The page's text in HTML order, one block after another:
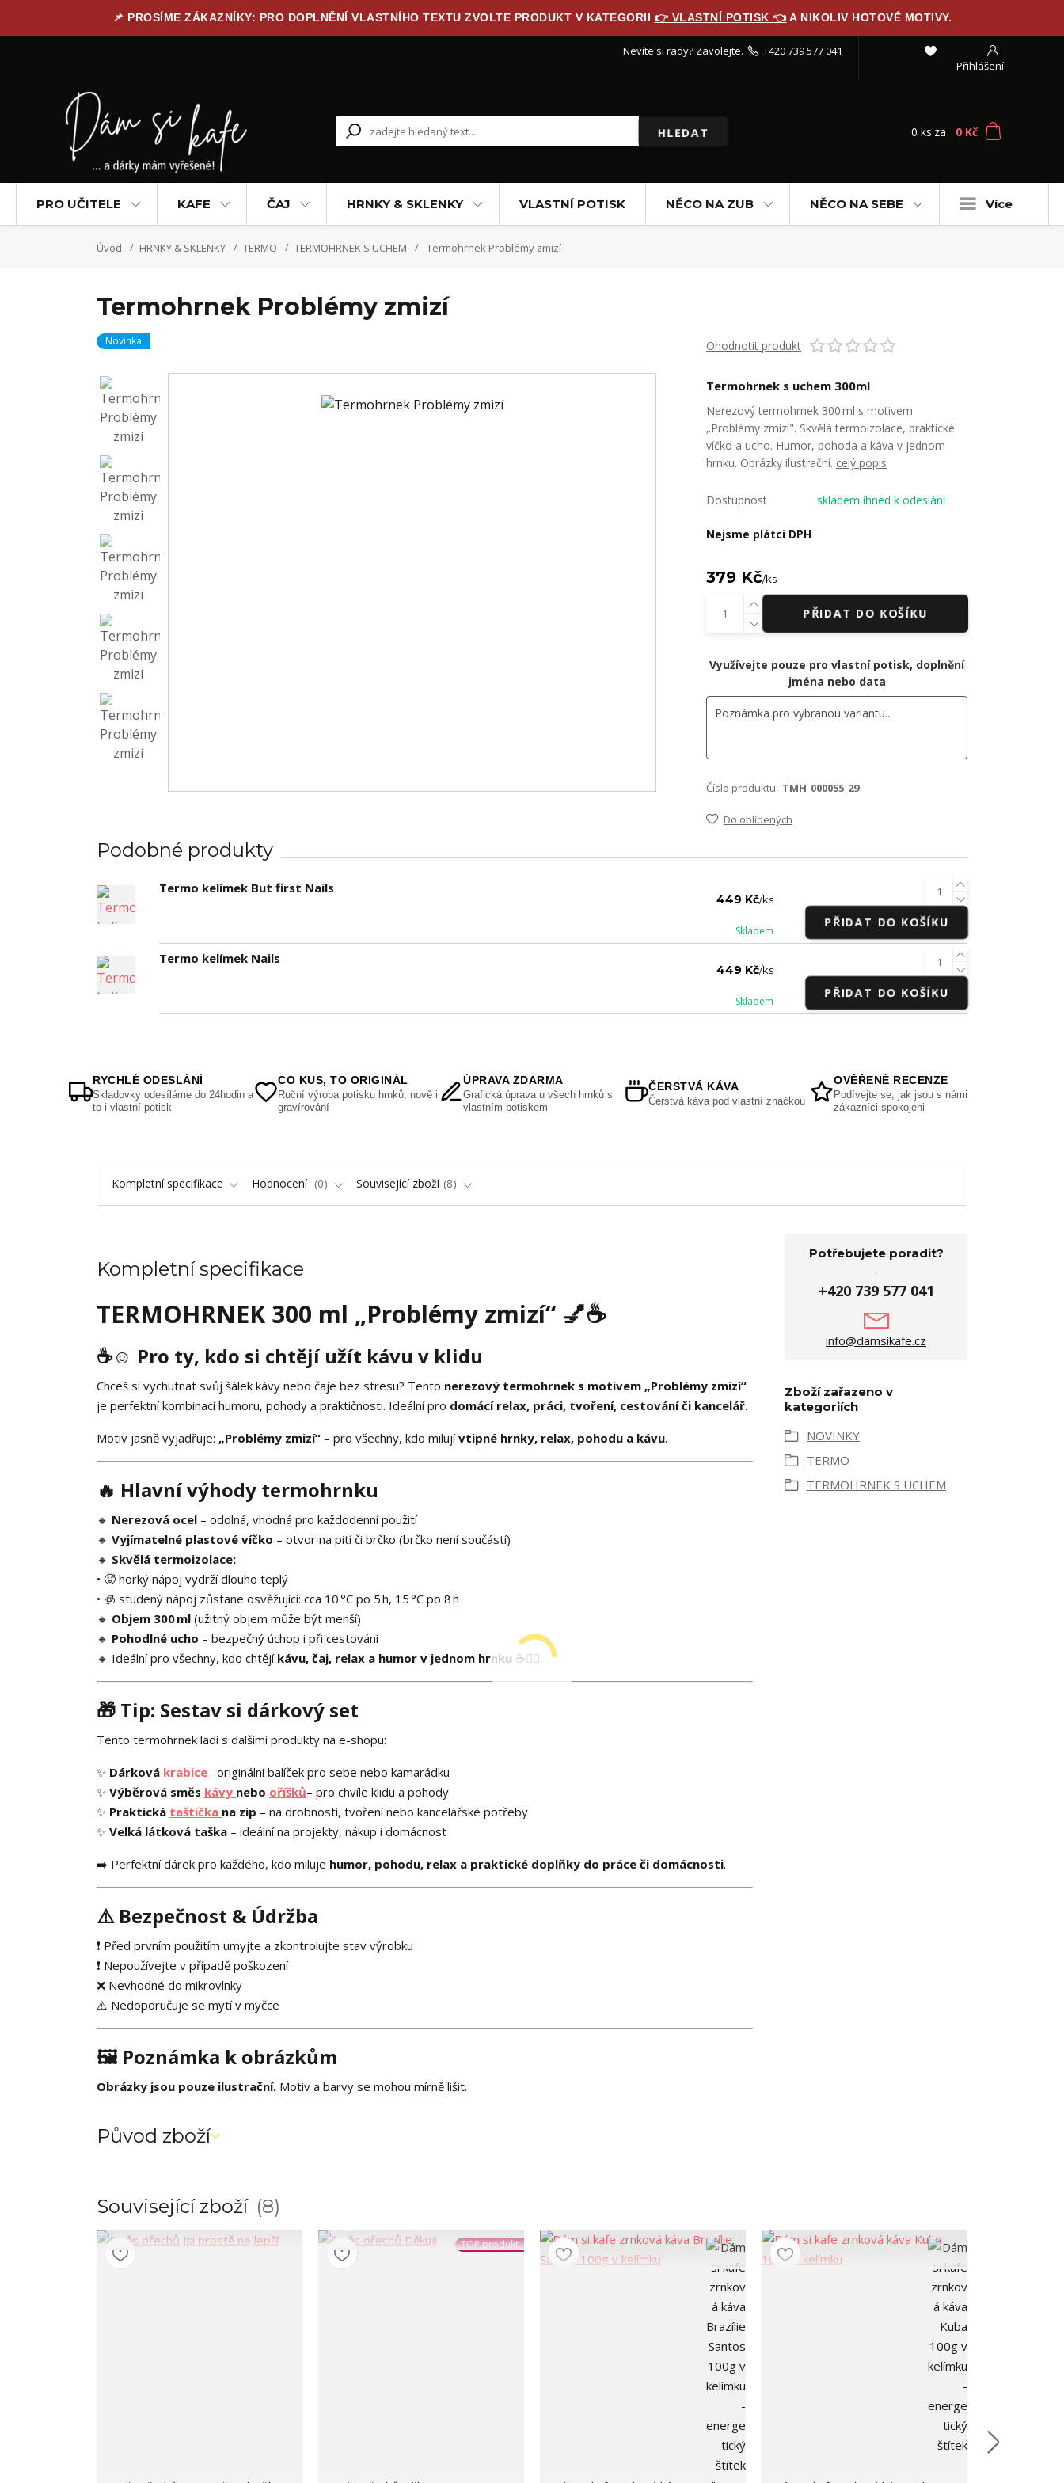
📌 PROSÍME ZÁKAZNÍKY: PRO DOPLNĚNÍ VLASTNÍHO TEXTU ZVOLTE PRODUKT V KATEGORII 👉 VLASTNÍ POTISK 👈 A NIKOLIV HOTOVÉ MOTIVY.
Přihlášení
HLEDAT
Nevíte si rady? Zavolejte. +420 739 577 041
0 ks za 0 Kč
PRO UČITELE KAFE ČAJ HRNKY & SKLENKY VLASTNÍ POTISK NĚCO NA ZUB NĚCO NA SEBE Více
Úvod HRNKY & SKLENKY TERMO TERMOHRNEK S UCHEM Termohrnek Problémy zmizí
Termohrnek Problémy zmizí
Novinka Ohodnotit produkt
Termohrnek s uchem 300ml
Nerezový termohrnek 300 ml s motivem
„Problémy zmizí". Skvělá termoizolace, praktické
víčko a ucho. Humor, pohoda a káva v jednom
hrnku. Obrázky ilustrační. celý popis
Dostupnost skladem ihned k odeslání
Nejsme plátci DPH
379 Kč/ks
PŘIDAT DO KOŠÍKU
Využívejte pouze pro vlastní potisk, doplnění
jména nebo data
Číslo produktu: TMH_000055_29
Do oblíbených
Podobné produkty
Termo kelímek But first Nails
449 Kč/ks
Skladem
PŘIDAT DO KOŠÍKU
Termo kelímek Nails
449 Kč/ks
Skladem
PŘIDAT DO KOŠÍKU
RYCHLÉ ODESLÁNÍ
Skladovky odesíláme do 24hodin a
to i vlastní potisk
CO KUS, TO ORIGINÁL
Ruční výroba potisku hrnků, nově i
gravírování
ÚPRAVA ZDARMA
Grafická úprava u všech hrnků s
vlastním potiskem
ČERSTVÁ KÁVA
Čerstvá káva pod vlastní značkou
OVĚŘENÉ RECENZE
Podívejte se, jak jsou s námi
zákazníci spokojeni
Kompletní specifikace Hodnocení 0 Související zboží 8
Kompletní specifikace
TERMOHRNEK 300 ml „Problémy zmizí“ 💅☕
☕☺️ Pro ty, kdo si chtějí užít kávu v klidu
Chceš si vychutnat svůj šálek kávy nebo čaje bez stresu? Tento nerezový termohrnek s motivem „Problémy zmizí“
je perfektní kombinací humoru, pohody a praktičnosti. Ideální pro domácí relax, práci, tvoření, cestování či kancelář.
Motiv jasně vyjadřuje: „Problémy zmizí“ – pro všechny, kdo milujívtipné hrnky, relax, pohodu a kávu.
🔥 Hlavní výhody termohrnku
🔸 Nerezová ocel – odolná, vhodná pro každodenní použití
🔸 Vyjímatelné plastové víčko – otvor na pití či brčko (brčko není součástí)
🔸 Skvělá termoizolace:
• 🥵 horký nápoj vydrží dlouho teplý
• 🧊 studený nápoj zůstane osvěžující: cca 10 °C po 5 h, 15 °C po 8 h
🔸 Objem 300 ml (užitný objem může být menší)
🔸 Pohodlné ucho – bezpečný úchop i při cestování
🔸 Ideální pro všechny, kdo chtějí kávu, čaj, relax a humor v jednom hrnku ☕🧘‍♀️
🎁 Tip: Sestav si dárkový set
Tento termohrnek ladí s dalšími produkty na e-shopu:
✨ Dárková krabice– originální balíček pro sebe nebo kamarádku
✨ Výběrová směs kávy nebo oříšků– pro chvíle klidu a pohody
✨ Praktická taštička na zip – na drobnosti, tvoření nebo kancelářské potřeby
✨ Velká látková taška – ideální na projekty, nákup i domácnost
➡️ Perfektní dárek pro každého, kdo miluje humor, pohodu, relax a praktické doplňky do práce či domácnosti.
⚠️ Bezpečnost & Údržba
❗ Před prvním použitím umyjte a zkontrolujte stav výrobku
❗ Nepoužívejte v případě poškození
❌ Nevhodné do mikrovlnky
⚠️ Nedoporučuje se mytí v myčce
🖼️ Poznámka k obrázkům
Obrázky jsou pouze ilustrační. Motiv a barvy se mohou mírně lišit.
Původ zboží
Potřebujete poradit?
+420 739 577 041
info@damsikafe.cz
Zboží zařazeno v
kategoriích
NOVINKY
TERMO
TERMOHRNEK S UCHEM
Související zboží 8
TOP produkt